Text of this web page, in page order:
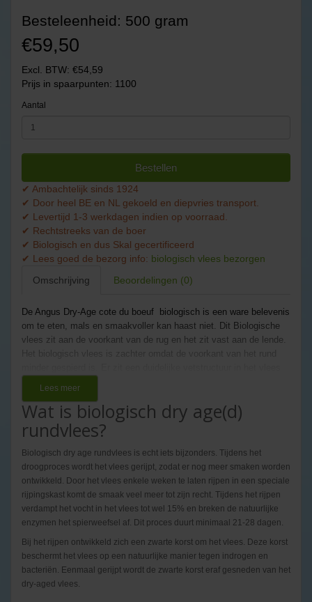
Besteleenheid: 500 gram
€59,50
Excl. BTW: €54,59
Prijs in spaarpunten: 1100
Aantal
Bestellen
✔ Ambachtelijk sinds 1924
✔ Door heel BE en NL gekoeld en diepvries transport.
✔ Levertijd 1-3 werkdagen indien op voorraad.
✔ Rechtstreeks van de boer
✔ Biologisch en dus Skal gecertificeerd
✔ Lees goed de bezorg info: biologisch vlees bezorgen
Omschrijving
Beoordelingen (0)
De Angus Dry-Age cote du boeuf biologisch is een ware belevenis
om te eten, mals en smaakvoller kan haast niet. Dit Biologische
vlees zit aan de voorkant van de rug en het zit vast aan de lende.
Dry-Age kast gelegen en gerijpt en is met zorg behandeld. Vlees
is 120 dagen gerijpt.
Super mals
Lees meer
Wat is biologisch dry age(d)
rundvlees?
Biologisch dry age rundvlees is echt iets bijzonders. Tijdens het
droogproces wordt het vlees gerijpt, zodat er nog meer smaken worden
ontwikkeld. Door het vlees enkele weken te laten rijpen in een speciale
rijpingskast komt de smaak veel meer tot zijn recht. Tijdens het rijpen
verdampt het vocht in het vlees tot wel 15% en breken de natuurlijke
enzymen het spierweefsel af. Dit proces duurt minimaal 21-28 dagen.
Bij het rijpen ontwikkeld zich een zwarte korst om het vlees. Deze korst
beschermt het vlees op een natuurlijke manier tegen indrogen en
bacteriën. Eenmaal gerijpt wordt de zwarte korst eraf gesneden van het
dry-aged vlees.